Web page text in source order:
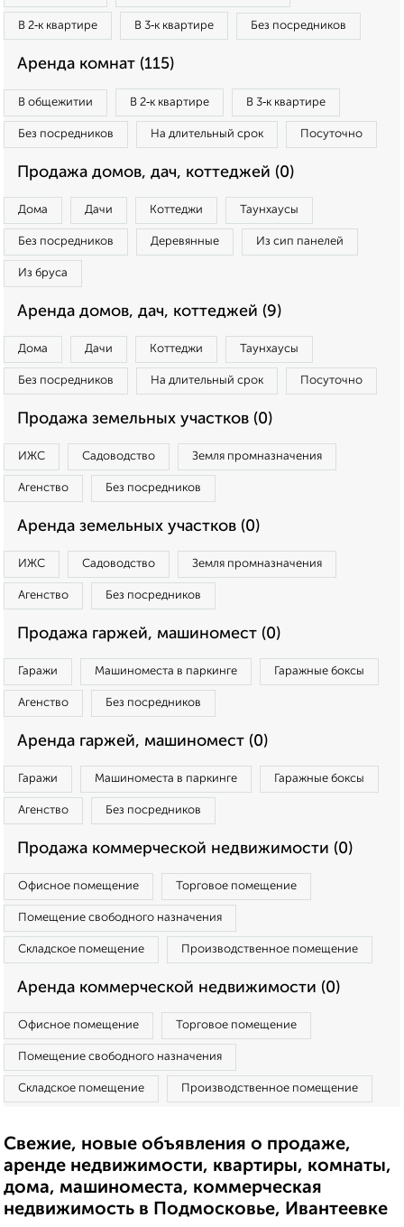
В 2‑к квартире В 3‑к квартире Без посредников
Аренда комнат (115)
В общежитии В 2‑к квартире В 3‑к квартире
Без посредников На длительный срок Посуточно
Продажа домов, дач, коттеджей (0)
Дома Дачи Коттеджи Таунхаусы
Без посредников Деревянные Из сип панелей
Из бруса
Аренда домов, дач, коттеджей (9)
Дома Дачи Коттеджи Таунхаусы
Без посредников На длительный срок Посуточно
Продажа земельных участков (0)
ИЖС Садоводство Земля промназначения
Агенство Без посредников
Аренда земельных участков (0)
ИЖС Садоводство Земля промназначения
Агенство Без посредников
Продажа гаржей, машиномест (0)
Гаражи Машиноместа в паркинге Гаражные боксы
Агенство Без посредников
Аренда гаржей, машиномест (0)
Гаражи Машиноместа в паркинге Гаражные боксы
Агенство Без посредников
Продажа коммерческой недвижимости (0)
Офисное помещение Торговое помещение
Помещение свободного назначения
Складское помещение Производственное помещение
Аренда коммерческой недвижимости (0)
Офисное помещение Торговое помещение
Помещение свободного назначения
Складское помещение Производственное помещение
Свежие, новые объявления о продаже,
аренде недвижимости, квартиры, комнаты,
дома, машиноместа, коммерческая
недвижимость в Подмосковье, Ивантеевке